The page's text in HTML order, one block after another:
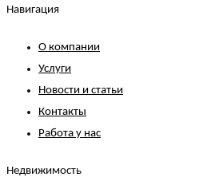
Навигация
О компании
Услуги
Новости и статьи
Контакты
Работа у нас
Недвижимость